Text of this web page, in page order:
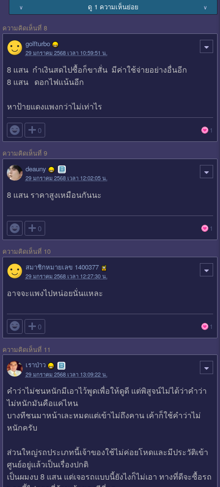
∨ ดู 1 ความเห็นย่อย ∨
ความคิดเห็นที่ 8
golfturbo
29 มกราคม 2568 เวลา 10:59:51 น.
8 แสน กำเงินสดไปซื้อก็ขาสั่น มีค่าใช้จ่ายอย่างอื่นอีก
8 แสน ดอกไฟแน้นอีก
หาป้ายแดงแพงกว่าไม่เท่าไร
 0 1
ความคิดเห็นที่ 9
deauny
29 มกราคม 2568 เวลา 12:02:05 น.
8 แสน ราคาสูงเหมือนกันนะ
 0 1
ความคิดเห็นที่ 10
สมาชิกหมายเลข 1400377
29 มกราคม 2568 เวลา 12:27:30 น.
อาจจะแพงไปหน่อยนั่นแหละ
 0 1
ความคิดเห็นที่ 11
เราป่าว
29 มกราคม 2568 เวลา 13:09:22 น.
คำว่าไม่ชนหนักมีเอาไว้พูดเพื่อให้ดูดี แต่พิสูจน์ไม่ได้ว่าคำว่า
ไม่หนักมันคือแค่ไหน
บางทีชนมาหน้าเละหมดแต่เข้าไม่ถึงคาน เค้าก็ใช้คำว่าไม่
หนักครับ
ส่วนใหญ่รถประเภทนี้เจ้าของใช้ไม่ค่อยโหดและมีประวัติเข้า
ศูนย์อยู่แล้วเป็นเรื่องปกติ
เป็นผมงบ 8 แสน แต่เจอรถแบบนี้ยังไงก็ไม่เอา ทางที่ดีจะซื้อรถ